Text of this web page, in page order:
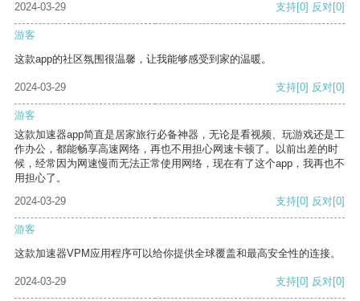
2024-03-29
支持[0] 反对[0]
游客
这款app的社区氛围很温馨，让我能够感受到家的温暖。
2024-03-29 支持[0] 反对[0]
游客
这款加速器app简直是居家旅行必备神器，无论是看视频、玩游戏还是工
作办公，都能畅享高速网络，再也不用担心网速卡顿了。以前出差的时
候，经常因为网速慢而无法正常使用网络，现在有了这个app，我再也不
用担心了。
2024-03-29
支持[0] 反对[0]
游客
这款加速器VPM应用程序可以给你提供全球覆盖和最高安全性的连接。
2024-03-29 支持[0] 反对[0]